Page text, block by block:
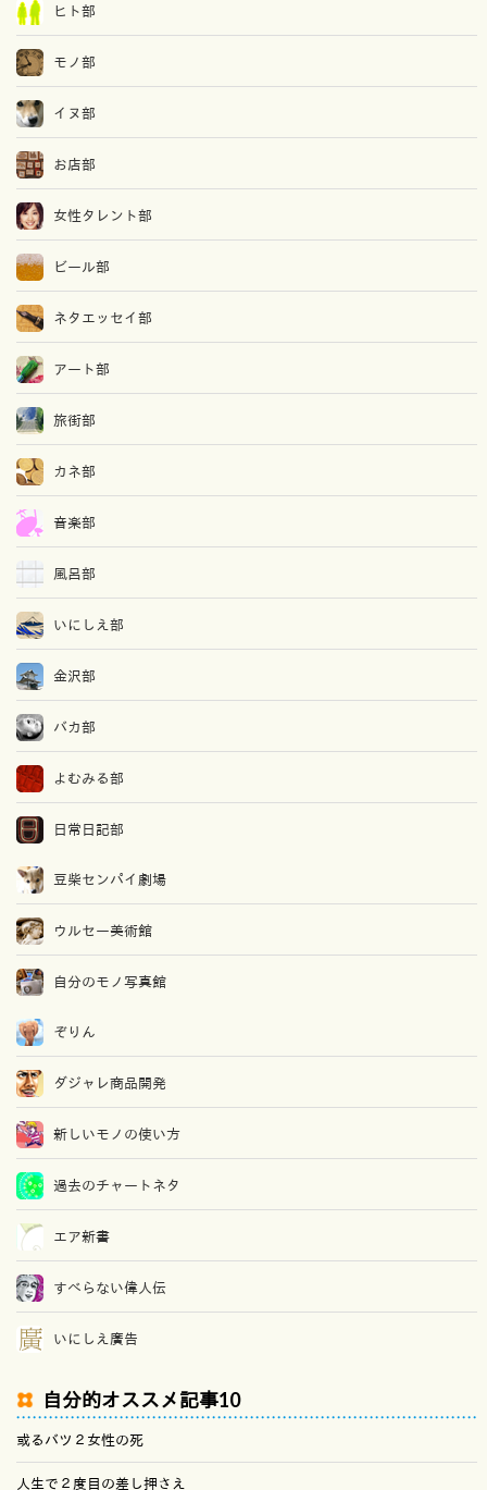
ヒト部
モノ部
イヌ部
お店部
女性タレント部
ビール部
ネタエッセイ部
アート部
旅街部
カネ部
音楽部
風呂部
いにしえ部
金沢部
バカ部
よむみる部
日常日記部
豆柴センパイ劇場
ウルセー美術館
自分のモノ写真館
ぞりん
ダジャレ商品開発
新しいモノの使い方
過去のチャートネタ
エア新書
すべらない偉人伝
いにしえ廣告
自分的オススメ記事10
或るバツ２女性の死
人生で２度目の差し押さえ